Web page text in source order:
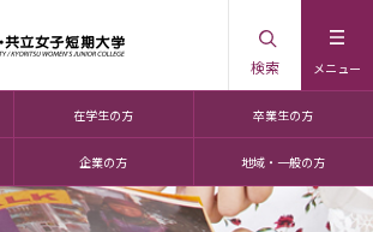
メニュー
検索
在学生の方 卒業生の方
企業の方 地域・一般の方